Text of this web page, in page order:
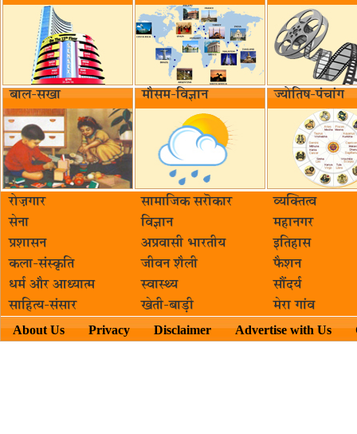
बाल-सखा मौसम-विज्ञान ज्योतिष-पंचांग
रोज़गार सामाजिक सरॊकार‌
व्यक्तित्व
सेना
विज्ञान
महानगर
प्रशासन
अप्रवासी भारतीय
इतिहास
कला-संस्कृति
जीवन शैली
फैशन
धर्म और आध्यात्म
स्वास्थ्य
सौंदर्य
साहित्य-संसार
खेती-बाड़ी मेरा गांव
About Us Privacy Disclaimer Advertise with Us